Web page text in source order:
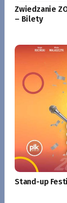
Zwiedzanie
– Bilety
Stand-up